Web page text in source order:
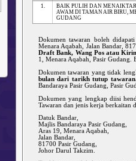
1.
BAIK PULIH DAN
AWAM DI TAMAN AIR BIRU,
GUDANG
Dokumen tawaran boleh
Menara Aqabah, Jalan Bandar,
Draft Bank, Wang Pos atau
1, Menara Aqabah, Pasir Gudang.
Dokumen tawaran yang tidak
bulan dari tarikh tutup
Bandaraya Pasir Gudang, Pasir
Dokumen yang lengkap diisi
Tawaran dan jenis kerja berkaitan
Datuk Bandar,
Majlis Bandaraya Pasir Gudang,
Aras 19, Menara Aqabah,
Jalan Bandar,
81700 Pasir Gudang,
Johor Darul Takzim.